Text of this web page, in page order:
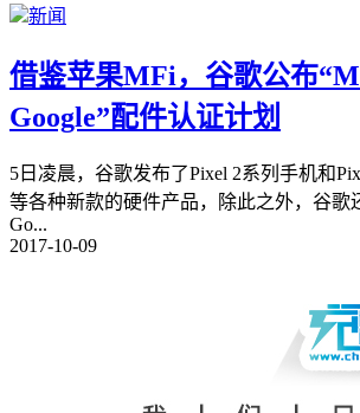
新闻
借鉴苹果MFi，谷歌公布
Google”配件认证计划
5日凌晨，谷歌发布了Pixel 2系列手机和
等各种新款的硬件产品，除此之外，谷歌
Go...
2017-10-09